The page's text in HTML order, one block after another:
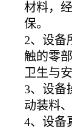
材料，
保。
2、设备
触的零
卫生与安
3、设备
动装料
4、设备